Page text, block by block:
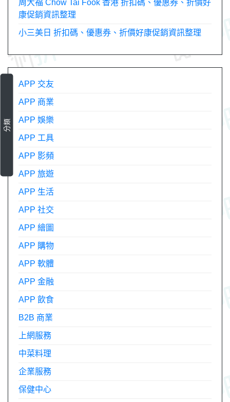
周大福 Chow Tai Fook 香港 折扣碼、優惠券、折價好
康促銷資訊整理
小三美日 折扣碼、優惠券、折價好康促銷資訊整理
分類
APP 交友
APP 商業
APP 娛樂
APP 工具
APP 影頻
APP 旅遊
APP 生活
APP 社交
APP 繪圖
APP 購物
APP 軟體
APP 金融
APP 飲食
B2B 商業
上網服務
中菜料理
企業服務
保健中心